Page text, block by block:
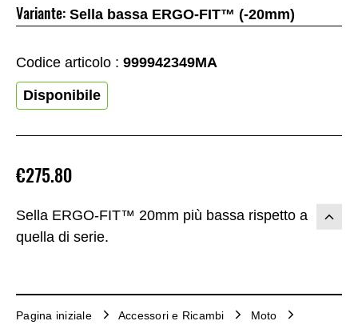
Sella ERGO-FIT™ 20mm più bassa rispetto a
quella di serie.
€275.80
Variante: Sella bassa ERGO-FIT™ (-20mm)
Codice articolo : 999942349MA
Disponibile
Pagina iniziale Accessori e Ricambi
Moto